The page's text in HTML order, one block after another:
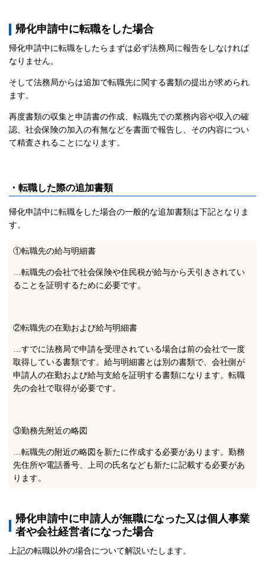
帰化申請中に転職をした場合
帰化申請中に転職をしたらまずは必ず法務局に報告をしなければ
なりません。
そして法務局からは追加で転職先に関する書類の提出が求められ
ます。
再度書類の収集と申請書の作成、転職先での業務内容や収入の確
認、社会保険の加入の有無などを書面で報告し、その内容につい
て精査されることになります。
・転職した際の追加書類
帰化申請中に転職をした場合の一般的な追加書類は下記となりま
す。
①転職先の給与明細書
…転職先の会社で社会保険や住民税が給与から天引きされてい
ることを証明するために必要です。
②転職先の在勤および給与明細書
…すでに法務局で申請を受理されている場合は前の会社で一度
取得している書類です。給与明細書とは別の書類で、会社側が
申請人の在勤および給与支給を証明する書類になります。転職
先の会社で取得が必要です。
③勤務先附近の略図
…転職先の附近の略図を新たに作成する必要があります。勤務
先住所や電話番号、上司の氏名なども新たに記載する必要があ
ります。
帰化申請中に申請人が無職になった又は個人事業
者や会社経営者になった場合
上記の転職以外の場合について解説いたします。